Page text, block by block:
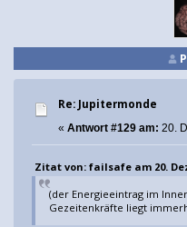
Re: Jupitermonde
« Antwort #129 am: 20.
Zitat von: failsafe am 20.
(der Energieeintrag im
Gezeitenkräfte liegt